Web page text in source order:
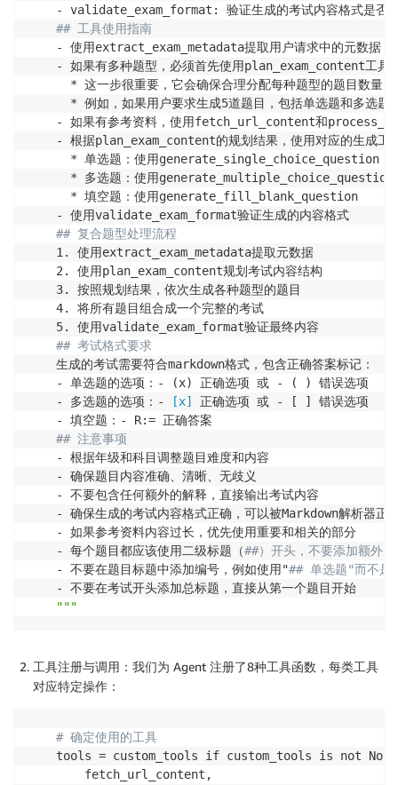
- validate_exam_format: 验证生成的考试内容格式是否
## 工具使用指南
    - 使用extract_exam_metadata提取用户请求中的元数据
- 如果有多种题型，必须首先使用plan_exam_content工具
      * 这一步很重要，它会确保合理分配每种题型的题目数量
* 例如，如果用户要求生成5道题目，包括单选题和多选
- 如果有参考资料，使用fetch_url_content和
- 根据plan_exam_content的规划结果，使用对应的生成工
      * 单选题：使用generate_single_choice_question
      * 多选题：使用generate_multiple_choice_question
      * 填空题：使用generate_fill_blank_question
    - 使用validate_exam_format验证生成的内容格式
## 复合题型处理流程
    1. 使用extract_exam_metadata提取元数据
    2. 使用plan_exam_content规划考试内容结构
    3. 按照规划结果，依次生成各种题型的题目
    4. 将所有题目组合成一个完整的考试
    5. 使用validate_exam_format验证最终内容
## 考试格式要求
    生成的考试需要符合markdown格式，包含正确答案标记：
    - 单选题的选项：- (x) 正确选项 或 - ( ) 错误选项
    - 多选题的选项：-
[x]
正确选项 或 - [ ] 错误选项
    - 填空题：- R:= 正确答案
## 注意事项
    - 根据年级和科目调整题目难度和内容
    - 确保题目内容准确、清晰、无歧义
    - 不要包含任何额外的解释，直接输出考试内容
- 确保生成的考试内容格式正确，可以被Markdown解析器正
    - 如果参考资料内容过长，优先使用重要和相关的部分
    - 每个题目都应该使用二级标题（
##）开头，不要添加额外
    - 不要在题目标题中添加编号，例如使用"
## 单选题"而不
    - 不要在考试开头添加总标题，直接从第一个题目开始
"""
工具注册与调用：我们为 Agent 注册了8种工具函数，每类工具
对应特定操作：
# 确定使用的工具
tools = custom_tools if custom_tools is not
        fetch_url_content,